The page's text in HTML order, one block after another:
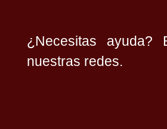
¿Necesitas ayuda?
nuestras redes.